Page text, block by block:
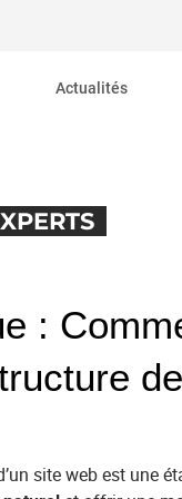
Actualités
:
site web est une